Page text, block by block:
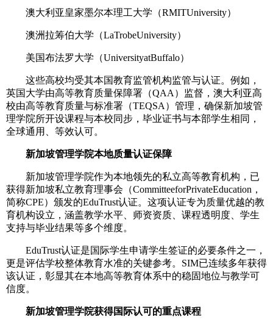
澳大利亚皇家墨尔本理工大学（RMITUniversity）
澳洲拉筹伯大学（LaTrobeUniversity）
美国布法罗大学（UniversityatBuffalo）
这些高校均受其本国教育监管机构监管与认证。例如，
英国大学由高等教育质量保障署（QAA）监督，澳大利亚高
校由高等教育质量与标准署（TEQSA）管理，确保新加坡管
理学院所开设课程与本校同步，毕业证书与本部学生相同，
全球通用、等效认可。
新加坡管理学院本地质量认证保障
新加坡管理学院作为本地领先的私立高等教育机构，已
获得新加坡私立教育理事会（CommitteeforPrivateEducation，
简称CPE）颁发的EduTrust认证。这项认证专为质量优越的教
育机构设立，涵盖教学水平、师资资质、课程透明度、学生
支持与毕业结果等多个维度。
EduTrust认证是国际学生申请学生签证的必要条件之一，
更是评估学校整体教育水准的关键参考。SIM已连续多年获得
该认证，彰显其在本地高等教育体系中的稳固地位与教学可
信度。
新加坡管理学院获得国际认可的重点课程